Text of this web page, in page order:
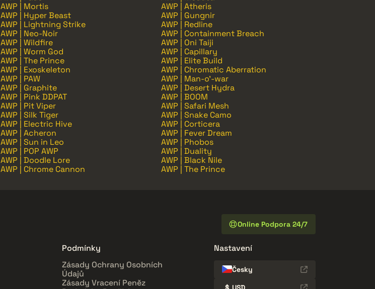
AWP | Mortis
AWP | Atheris
AWP | Hyper Beast
AWP | Gungnir
AWP | Lightning Strike
AWP | Redline
AWP | Neo-Noir
AWP | Containment Breach
AWP | Wildfire
AWP | Oni Taiji
AWP | Worm God
AWP | Capillary
AWP | The Prince
AWP | Elite Build
AWP | Exoskeleton
AWP | Chromatic Aberration
AWP | PAW
AWP | Man-o'-war
AWP | Graphite
AWP | Desert Hydra
AWP | Pink DDPAT
AWP | BOOM
AWP | Pit Viper
AWP | Safari Mesh
AWP | Silk Tiger
AWP | Snake Camo
AWP | Electric Hive
AWP | Corticera
AWP | Acheron
AWP | Fever Dream
AWP | Sun in Leo
AWP | Phobos
AWP | POP AWP
AWP | Duality
AWP | Doodle Lore
AWP | Black Nile
AWP | Chrome Cannon
AWP | The Prince
Online Podpora 24/7
Podmínky
Zásady Ochrany Osobních
Údajů
Zásady Vracení Peněz
Nastavení
Česky